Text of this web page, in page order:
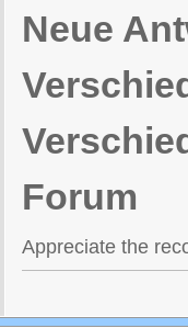
Neue
Forum
Appreciate the